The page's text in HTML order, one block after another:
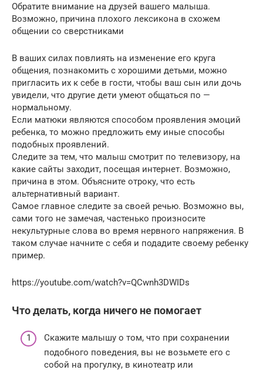
Обратите внимание на друзей вашего малыша.
Возможно, причина плохого лексикона в схожем
общении со сверстниками
В ваших силах повлиять на изменение его круга
общения, познакомить с хорошими детьми, можно
пригласить их к себе в гости, чтобы ваш сын или дочь
увидели, что другие дети умеют общаться по —
нормальному.
Если матюки являются способом проявления эмоций
ребенка, то можно предложить ему иные способы
подобных проявлений.
Следите за тем, что малыш смотрит по телевизору, на
какие сайты заходит, посещая интернет. Возможно,
причина в этом. Объясните отроку, что есть
альтернативный вариант.
Самое главное следите за своей речью. Возможно вы,
сами того не замечая, частенько произносите
некультурные слова во время нервного напряжения. В
таком случае начните с себя и подадите своему ребенку
пример.
https://youtube.com/watch?v=QCwnh3DWIDs
Что делать, когда ничего не помогает
Скажите малышу о том, что при сохранении
подобного поведения, вы не возьмете его с
собой на прогулку, в кинотеатр или